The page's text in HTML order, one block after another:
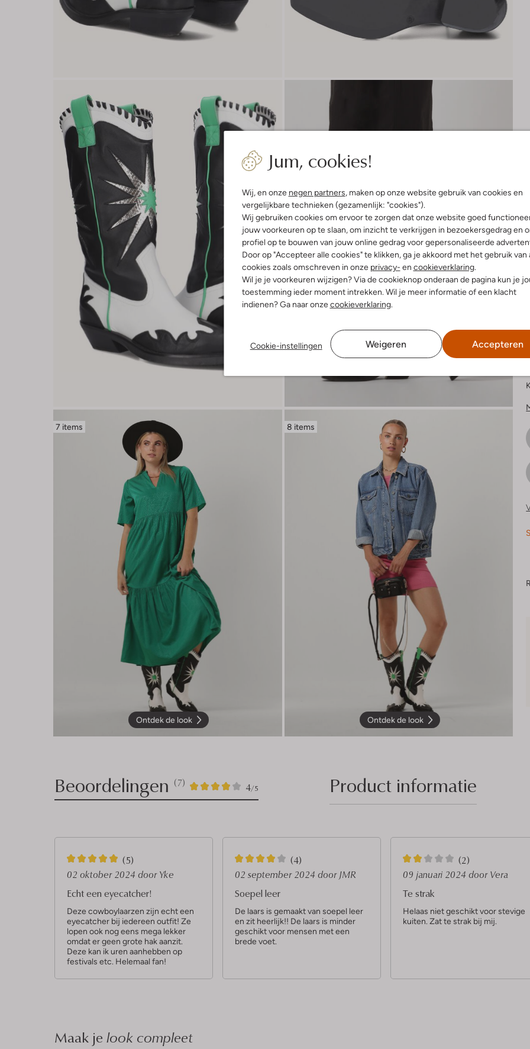
Jum, cookies!
Wij, en onze negen partners, maken op onze website gebruik van cookies en
vergelijkbare technieken (gezamenlijk: "cookies").
Wij gebruiken cookies om ervoor te zorgen dat onze website goed
jouw voorkeuren op te slaan, om inzicht te verkrijgen in bezoekersgedrag en
profiel op te bouwen van jouw online gedrag voor gepersonaliseerde
Door op "Accepteer alle cookies" te klikken, ga je akkoord met het gebruik van
cookies zoals omschreven in onze privacy- en cookieverklaring.
Wil je je voorkeuren wijzigen? Via de cookieknop onderaan de pagina kun je
toestemming ieder moment intrekken. Wil je meer informatie of een klacht
indienen? Ga naar onzecookieverklaring.
Cookie-instellingen Weigeren Accepteren
7 items
Ontdek de look
8 items
Ontdek de look
7
Product informatie
Beoordelingen (7) 4/5
7
4
5
S
t
e
r
r
e
(5)
02 oktober 2024 door Yke
Echt een eyecatcher!
Deze cowboylaarzen zijn echt een
eyecatcher bij iedereen outfit! Ze
lopen ook nog eens mega lekker
omdat er geen grote hak aanzit.
Deze kan ik uren aanhebben op
festivals etc. Helemaal fan!
4
S
t
e
r
r
(4)
02 september 2024 door JMR
Soepel leer
De laars is gemaakt van soepel leer
en zit heerlijk!! De laars is minder
geschikt voor mensen met een
brede voet.
2
S
t
e
r
(2)
09 januari 2024 door Vera
Te strak
Helaas niet geschikt voor stevige
kuiten. Zat te strak bij mij.
Maak je look compleet